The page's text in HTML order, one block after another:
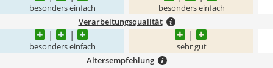
besonders einfach besonders einfach
Verarbeitungsqualität
besonders einfach sehr gut
Altersempfehlung